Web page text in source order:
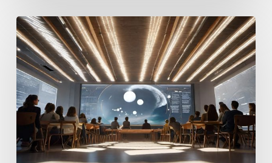
L’éducation,
notre
bouclier
contre
la
désinformation